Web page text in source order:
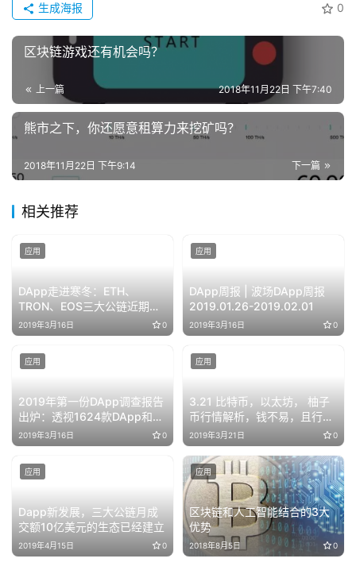
0
生成海报
区块链游戏还有机会吗？
上一篇 2018年11月22日 下午7:40
熊市之下，你还愿意租算力来挖矿吗？
下一篇
2018年11月22日 下午9:14
相关推荐
DApp走进寒冬：ETH、
TRON、EOS三大公链近期交
易数据大幅下降
2019年3月16日 0
应用
DApp周报 | 波场DApp周报
2019.01.26-2019.02.01
2019年3月16日 0
应用
2019年第一份DApp调查报告
出炉：透视1624款DApp和5
大关键点背后的商机
2019年3月16日 0
应用
3.21 比特币，以太坊， 柚子
币行情解析，钱不易，且行且
珍惜！
2019年3月21日 0
应用
Dapp新发展，三大公链月成
交额10亿美元的生态已经建立
2019年4月15日 0
应用
区块链和人工智能结合的3大
优势
2018年8月5日 0
应用